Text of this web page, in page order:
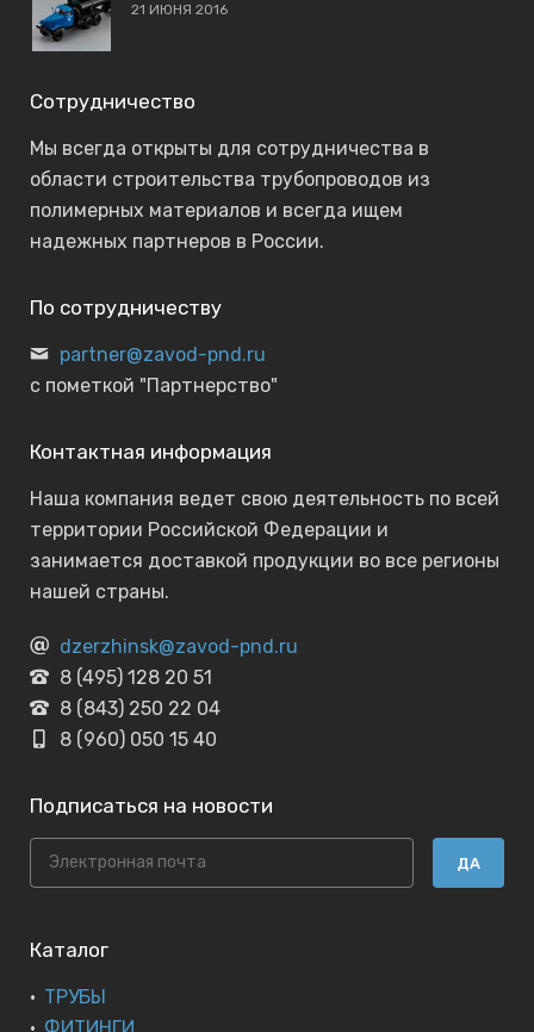
21 ИЮНЯ 2016
Сотрудничество
Мы всегда открыты для сотрудничества в
области строительства трубопроводов из
полимерных материалов и всегда ищем
надежных партнеров в России.
По сотрудничеству
partner@zavod-pnd.ru
с пометкой "Партнерство"
Контактная информация
Наша компания ведет свою деятельность по всей
территории Российской Федерации и
занимается доставкой продукции во все регионы
нашей страны.
dzerzhinsk@zavod-pnd.ru
8 (495) 128 20 51
8 (843) 250 22 04
8 (960) 050 15 40
Подписаться на новости
ДА
Каталог
ТРУБЫ